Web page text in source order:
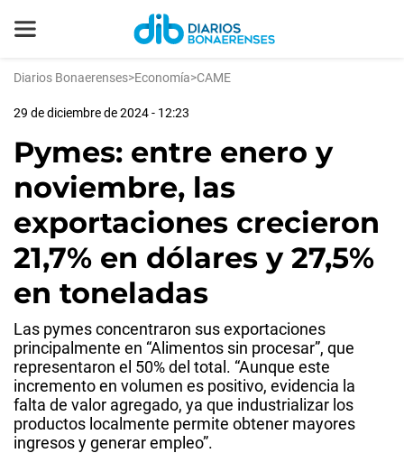
Diarios Bonaerenses>Economía>CAME
29 de diciembre de 2024 - 12:23
Pymes: entre enero y
noviembre, las
exportaciones crecieron
21,7% en dólares y 27,5%
en toneladas
Las pymes concentraron sus exportaciones
principalmente en “Alimentos sin procesar”, que
representaron el 50% del total. “Aunque este
incremento en volumen es positivo, evidencia la
falta de valor agregado, ya que industrializar los
productos localmente permite obtener mayores
ingresos y generar empleo”.